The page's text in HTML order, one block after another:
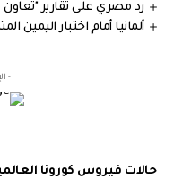
رد مصري على تقارير "تعاون
ألمانيا أمام اختبار
-
حالات فيروس كورونا